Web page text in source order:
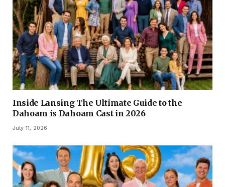
Inside Lansing The Ultimate Guide to the
Dahoam is Dahoam Cast in 2026
July 11, 2026